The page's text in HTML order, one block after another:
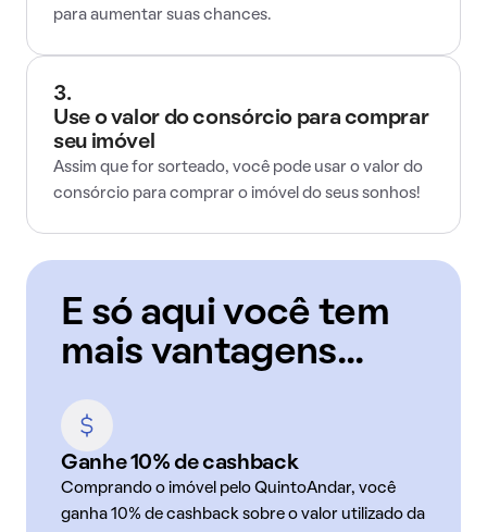
para aumentar suas chances.
3.
Use o valor do consórcio para comprar
seu imóvel
Assim que for sorteado, você pode usar o valor do
consórcio para comprar o imóvel do seus sonhos!
E só aqui você tem
mais vantagens...
Ganhe 10% de cashback
Comprando o imóvel pelo QuintoAndar, você
ganha 10% de cashback sobre o valor utilizado da